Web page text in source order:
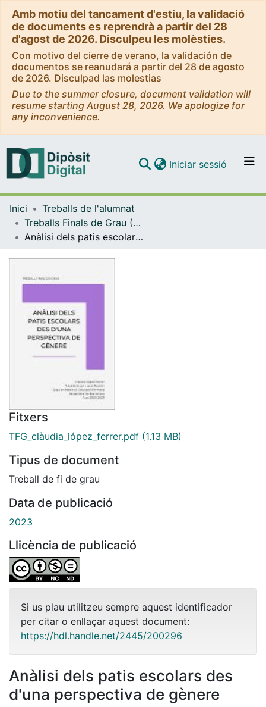
Amb motiu del tancament d'estiu, la validació
de documents es reprendrà a partir del 28
d'agost de 2026. Disculpeu les molèsties.
Con motivo del cierre de verano, la validación de
documentos se reanudará a partir del 28 de agosto
de 2026. Disculpad las molestias
Due to the summer closure, document validation will
resume starting August 28, 2026. We apologize for
any inconvenience.
Navega per tot el DD
Com publicar
Iniciar sessió (current)
Inici
Treballs de l'alumnat
Treballs Finals de Grau (TFG) - Mestre d'Educació Primària
Anàlisi dels patis escolars des d'una perspectiva de gènere
Fitxers
TFG_clàudia_lópez_ferrer.pdf (1.13 MB)
Tipus de document
Treball de fi de grau
Data de publicació
2023
Llicència de publicació
Si us plau utilitzeu sempre aquest identificador
per citar o enllaçar aquest document:
https://hdl.handle.net/2445/200296
Anàlisi dels patis escolars des
d'una perspectiva de gènere